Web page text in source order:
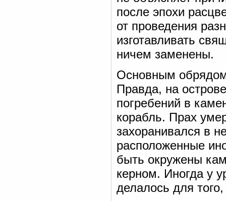
после эпохи
от проведения
изготавливать
ничем заменены.
Основным
Правда, на
погребений в
корабль. Прах
захоранивался в
расположенные
быть окружены
керном. Иногда у
делалось для